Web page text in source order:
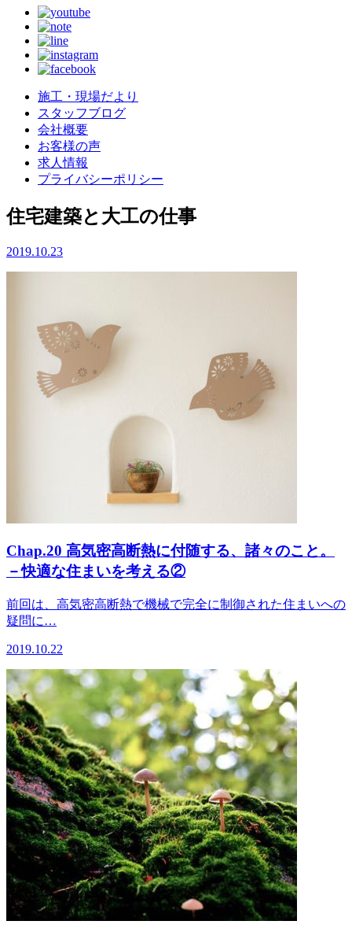
施工・現場だより
スタッフブログ
会社概要
お客様の声
求人情報
プライバシーポリシー
住宅建築と大工の仕事
2019.10.23
Chap.20 高気密高断熱に付随する、諸々のこと。
－快適な住まいを考える②
前回は、高気密高断熱で機械で完全に制御された住まいへの
疑問に…
2019.10.22